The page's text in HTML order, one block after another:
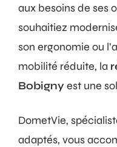
aux besoins de ses
souhaitiez
son ergonomie ou
mobilité réduite, la
Bobigny est une
DometVie,
adaptés, vous